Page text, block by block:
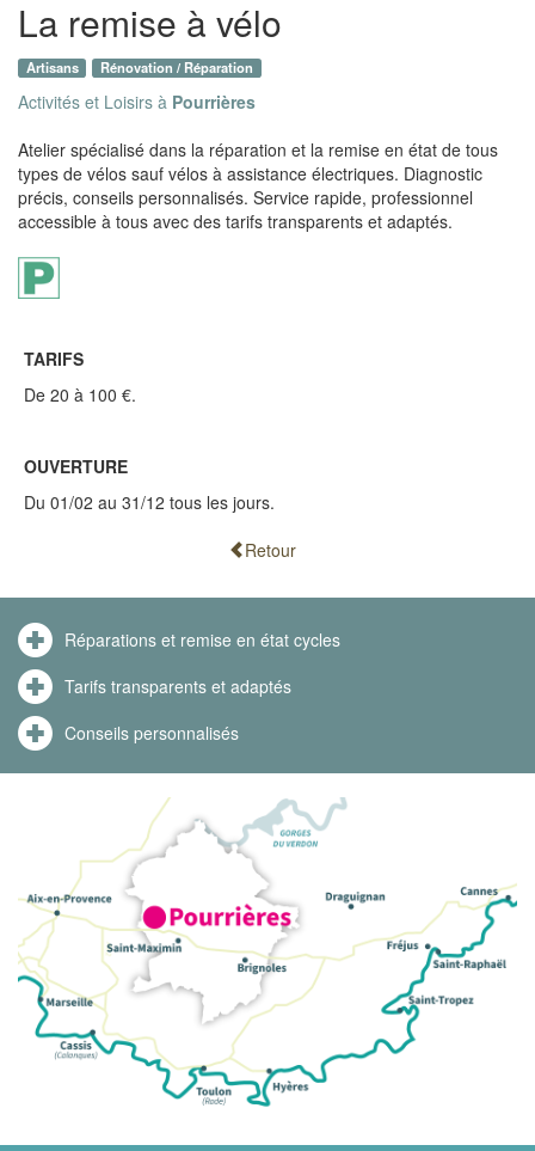
La remise à vélo
Artisans Rénovation / Réparation
Activités et Loisirs à Pourrières
Atelier spécialisé dans la réparation et la remise en état de tous
types de vélos sauf vélos à assistance électriques. Diagnostic
précis, conseils personnalisés. Service rapide, professionnel
accessible à tous avec des tarifs transparents et adaptés.
TARIFS
De 20 à 100 €.
OUVERTURE
Du 01/02 au 31/12 tous les jours.
Retour
Réparations et remise en état cycles
Tarifs transparents et adaptés
Conseils personnalisés